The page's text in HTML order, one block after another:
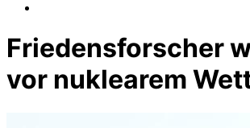
Friedensforscher
vor nuklearem